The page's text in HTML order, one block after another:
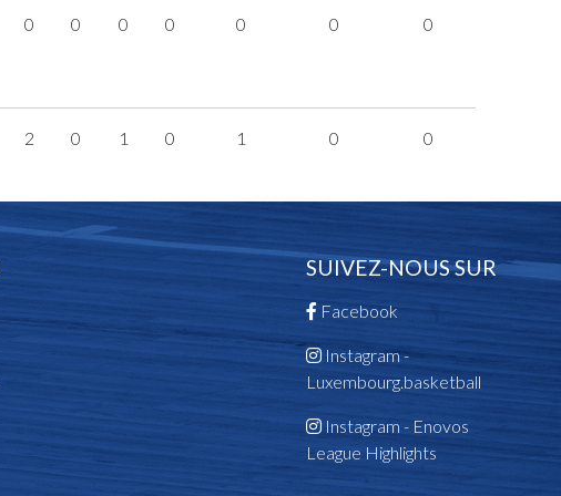
0 0 0 0 0 0 0
2 0 1 0 1 0 0
SUIVEZ-NOUS SUR
Facebook
Instagram -
Luxembourg.basketball
Instagram - Enovos
League Highlights